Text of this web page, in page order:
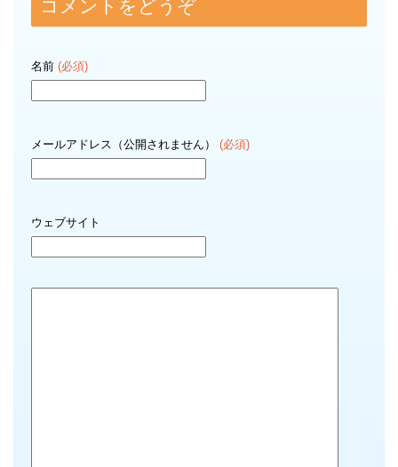
コメントをどうぞ
名前 (必須)
メールアドレス（公開されません） (必須)
ウェブサイト